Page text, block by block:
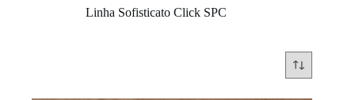
Linha Sofisticato Click SPC